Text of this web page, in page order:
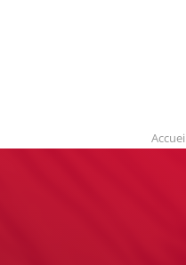
Accueil